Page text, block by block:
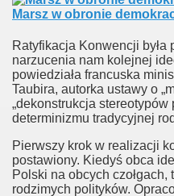
Marsz w obronie
Ratyfikacja Konwencji była
narzucenia nam kolejnej
powiedziała francuska
Taubira, autorka ustawy o
„dekonstrukcja
determinizmu tradycyjnej
Pierwszy krok w realizacji
postawiony. Kiedyś obca
Polski na obcych
rodzimych polityków.